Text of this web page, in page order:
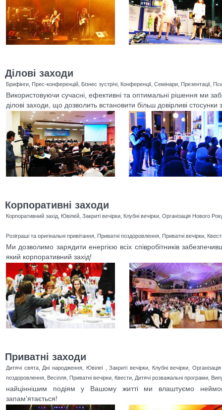
Ділові заходи
Брифінги, Прес-конференцій, Бізнес зустрічі, Конференції, Семінари, Презентації,
Використовуючи сучасні, ефективні та оптимальні рішення ми
ділові заходи, що дозволить встановити більш довірливі стосунки
Корпоративні заходи
Корпоративний захід, Ювілей, Закриті вечірки, Клубні вечірки, Організація Нового
Розіграші та оригінальні привітання, Приватні поздоровлення, Приватні вечірки,
Ми дозволимо зарядити енергією всіх співробітників
який корпоративний захід!
Приватні заходи
Дитячі свята, Дні народження, Ювілеї , Закриті вечірки, Клубні вечірки,
поздоровлення, Весілля, Приватні вечірки, Квести, Дитячі розважальні програми,
найціннішим подіям у Вашому житті ми влаштуємо
запам'ятається!